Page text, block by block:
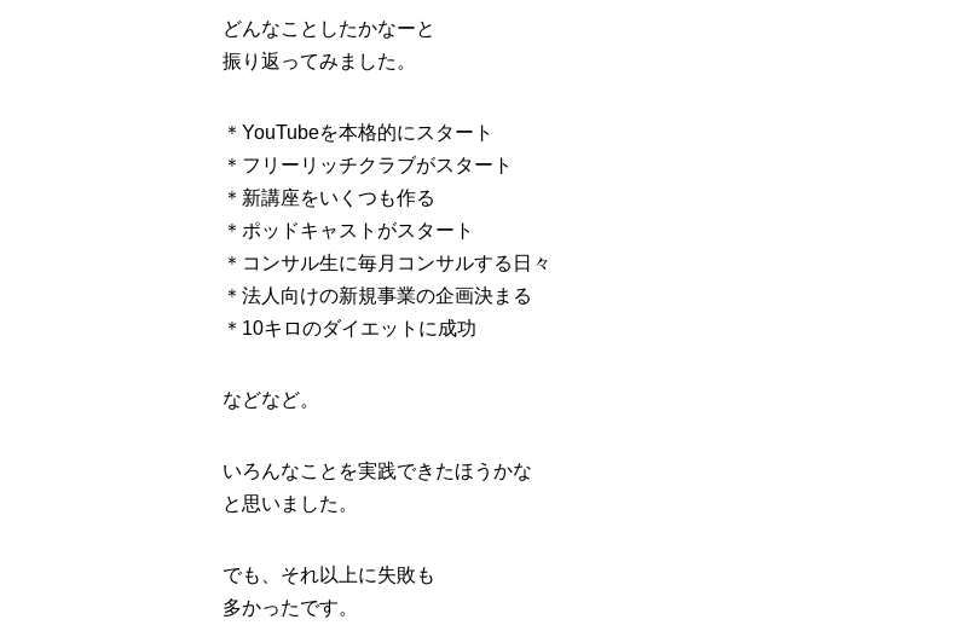
どんなことしたかなーと
振り返ってみました。
＊YouTubeを本格的にスタート
＊フリーリッチクラブがスタート
＊新講座をいくつも作る
＊ポッドキャストがスタート
＊コンサル生に毎月コンサルする日々
＊法人向けの新規事業の企画決まる
＊10キロのダイエットに成功
などなど。
いろんなことを実践できたほうかな
と思いました。
でも、それ以上に失敗も
多かったです。